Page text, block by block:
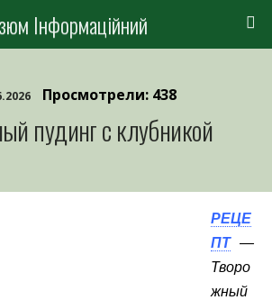
Інформаційний
Просмотрели: 438
пудинг с клубникой
РЕЦЕ
ПТ—
Творо
жный